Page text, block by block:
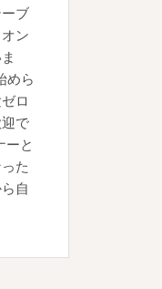
ブ
ン
めら
ロ
で
ーと
た
自